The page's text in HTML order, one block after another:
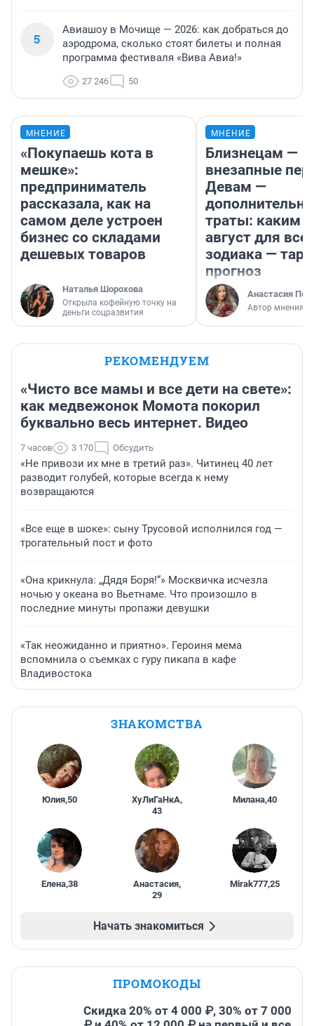
5
Авиашоу в Мочище — 2026: как добраться до
аэродрома, сколько стоят билеты и полная
программа фестиваля «Вива Авиа!»
27 246 50
МНЕНИЕ
«Покупаешь кота в
мешке»:
предприниматель
рассказала, как на
самом деле устроен
бизнес со складами
дешевых товаров
Наталья Шорохова
Открыла кофейную точку на
деньги соцразвития
МНЕНИЕ
Близнецам —
внезапные
Девам —
траты: каким
август для
зодиака —
прогноз
Анастасия
Автор мнения
РЕКОМЕНДУЕМ
«Чисто все мамы и все дети на свете»:
как медвежонок Момота покорил
буквально весь интернет. Видео
7 часов 3 170 Обсудить
«Не привози их мне в третий раз». Читинец 40 лет
разводит голубей, которые всегда к нему
возвращаются
«Все еще в шоке»: сыну Трусовой исполнился год —
трогательный пост и фото
«Она крикнула: „Дядя Боря!“» Москвичка исчезла
ночью у океана во Вьетнаме. Что произошло в
последние минуты пропажи девушки
«Так неожиданно и приятно». Героиня мема
вспомнила о съемках с гуру пикапа в кафе
Владивостока
ЗНАКОМСТВА
Юлия,50 ХуЛиГаНкА,
43
Милана,40
Елена,38 Анастасия,
29
Mirak777,25
Начать знакомиться
ПРОМОКОДЫ
Скидка 20% от 4 000 ₽, 30% от 7 000